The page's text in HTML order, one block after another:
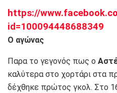
https://
id=100094448688349
Ο αγώνας
Παρα το γεγονός πως ο
καλύτερα στο χορτάρι στα
δέχθηκε πρώτος γκολ. Στο